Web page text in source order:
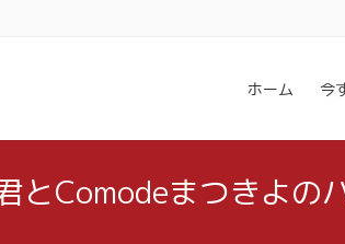
ホーム 今
とComodeまつきよの